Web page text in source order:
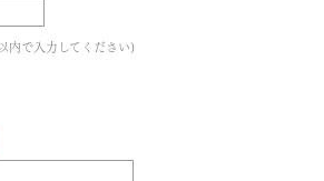
内で入力してください)